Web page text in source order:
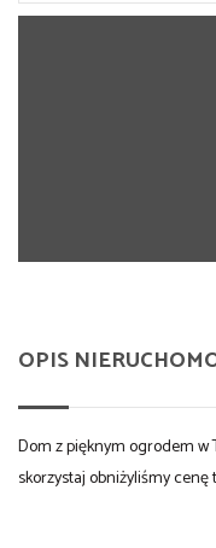
OPIS
Dom z pięknym ogrodem w
skorzystaj obniżyliśmy